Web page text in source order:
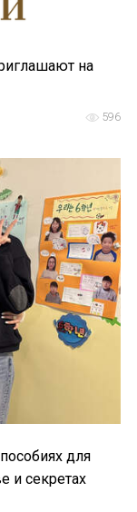
на
596
для
и секретах